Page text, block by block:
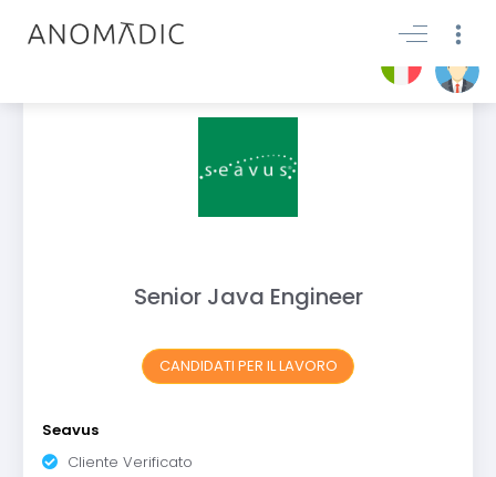
Senior Java Engineer
CANDIDATI PER IL LAVORO
Seavus
Cliente Verificato